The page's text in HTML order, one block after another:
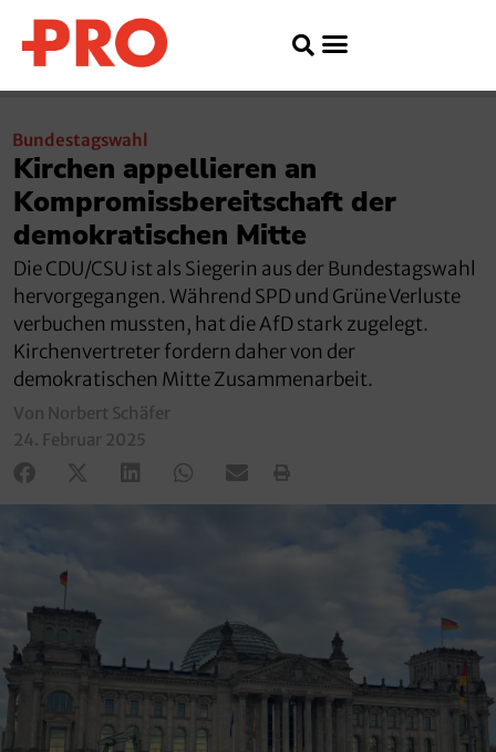
Bundestagswahl
Kirchen appellieren an
Kompromissbereitschaft der
demokratischen Mitte
Die CDU/CSU ist als Siegerin aus der Bundestagswahl
hervorgegangen. Während SPD und Grüne Verluste
verbuchen mussten, hat die AfD stark zugelegt.
Kirchenvertreter fordern daher von der
demokratischen Mitte Zusammenarbeit.
Von Norbert Schäfer
24. Februar 2025